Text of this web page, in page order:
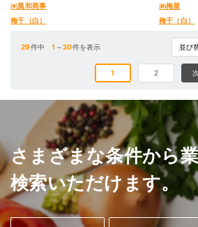
㈲風和商事
梅干（白）
㈱梅屋
梅干（白）
29件中1 ～20件を表示
1 2
さまざまな条件から
検索いただけます。